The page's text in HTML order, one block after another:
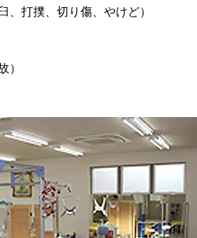
、打撲、切り傷、やけど）
）